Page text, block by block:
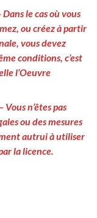
le cas où vous
ou créez à partir
vous devez
conditions, c’est
l’Oeuvre
Vous n’êtes pas
ou des mesures
autrui à utiliser
la licence.